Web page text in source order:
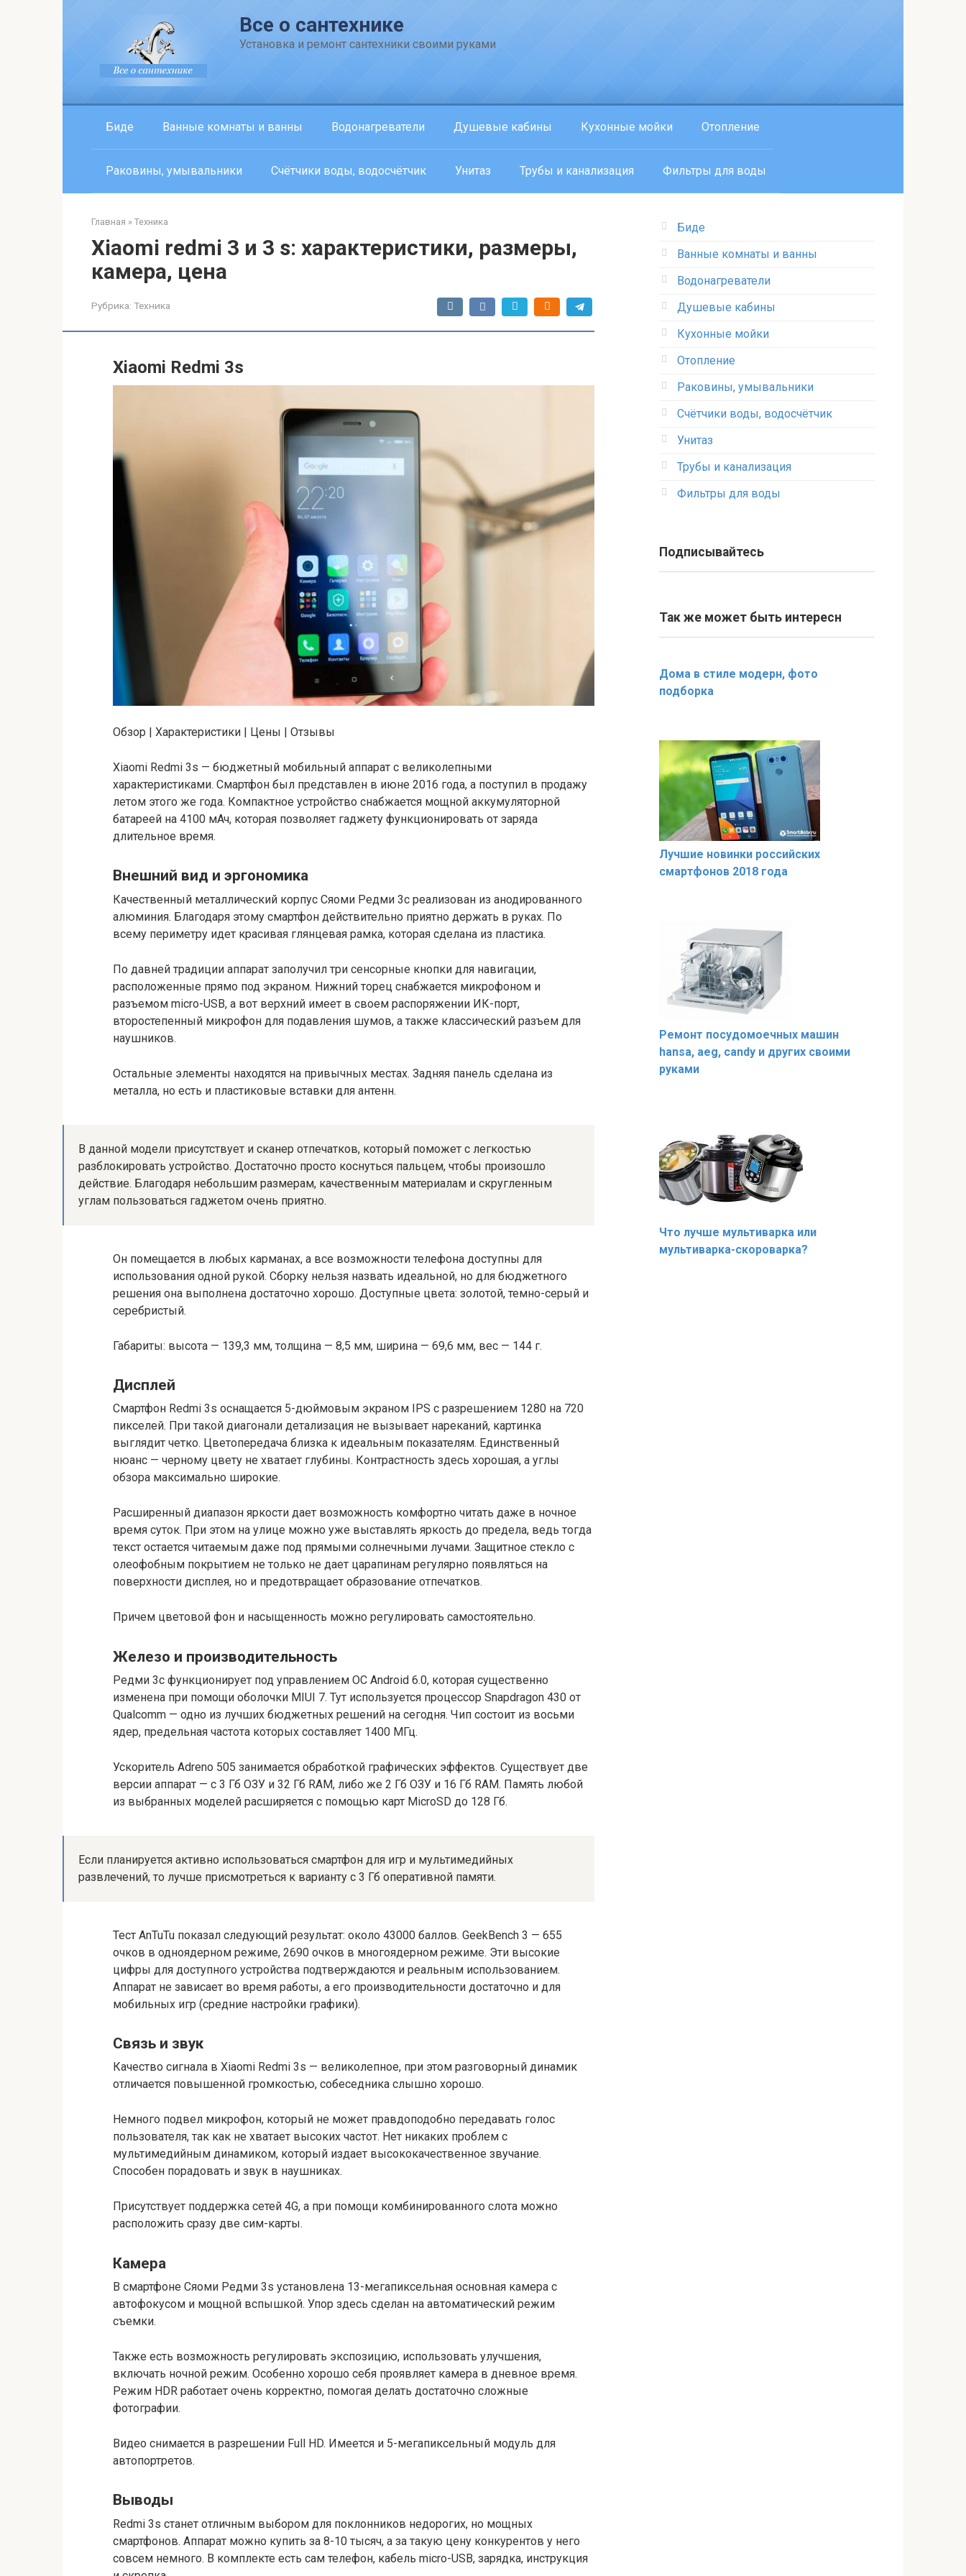
Все о сантехнике
Установка и ремонт сантехники своими руками
Биде Ванные комнаты и ванны Водонагреватели Душевые кабины Кухонные мойки Отопление
Раковины, умывальники Счётчики воды, водосчётчик Унитаз Трубы и канализация Фильтры для воды
Главная » Техника
Xiaomi redmi 3 и 3 s: характеристики, размеры,
камера, цена
Рубрика: Техника
Xiaomi Redmi 3s
Обзор | Характеристики | Цены | Отзывы
Xiaomi Redmi 3s — бюджетный мобильный аппарат с великолепными
характеристиками. Смартфон был представлен в июне 2016 года, а поступил в продажу
летом этого же года. Компактное устройство снабжается мощной аккумуляторной
батареей на 4100 мАч, которая позволяет гаджету функционировать от заряда
длительное время.
Внешний вид и эргономика
Качественный металлический корпус Сяоми Редми 3с реализован из анодированного
алюминия. Благодаря этому смартфон действительно приятно держать в руках. По
всему периметру идет красивая глянцевая рамка, которая сделана из пластика.
По давней традиции аппарат заполучил три сенсорные кнопки для навигации,
расположенные прямо под экраном. Нижний торец снабжается микрофоном и
разъемом micro-USB, а вот верхний имеет в своем распоряжении ИК-порт,
второстепенный микрофон для подавления шумов, а также классический разъем для
наушников.
Остальные элементы находятся на привычных местах. Задняя панель сделана из
металла, но есть и пластиковые вставки для антенн.
В данной модели присутствует и сканер отпечатков, который поможет с легкостью
разблокировать устройство. Достаточно просто коснуться пальцем, чтобы произошло
действие. Благодаря небольшим размерам, качественным материалам и скругленным
углам пользоваться гаджетом очень приятно.
Он помещается в любых карманах, а все возможности телефона доступны для
использования одной рукой. Сборку нельзя назвать идеальной, но для бюджетного
решения она выполнена достаточно хорошо. Доступные цвета: золотой, темно-серый и
серебристый.
Габариты: высота — 139,3 мм, толщина — 8,5 мм, ширина — 69,6 мм, вес — 144 г.
Дисплей
Смартфон Redmi 3s оснащается 5-дюймовым экраном IPS с разрешением 1280 на 720
пикселей. При такой диагонали детализация не вызывает нареканий, картинка
выглядит четко. Цветопередача близка к идеальным показателям. Единственный
нюанс — черному цвету не хватает глубины. Контрастность здесь хорошая, а углы
обзора максимально широкие.
Расширенный диапазон яркости дает возможность комфортно читать даже в ночное
время суток. При этом на улице можно уже выставлять яркость до предела, ведь тогда
текст остается читаемым даже под прямыми солнечными лучами. Защитное стекло с
олеофобным покрытием не только не дает царапинам регулярно появляться на
поверхности дисплея, но и предотвращает образование отпечатков.
Причем цветовой фон и насыщенность можно регулировать самостоятельно.
Железо и производительность
Редми 3с функционирует под управлением ОС Android 6.0, которая существенно
изменена при помощи оболочки MIUI 7. Тут используется процессор Snapdragon 430 от
Qualcomm — одно из лучших бюджетных решений на сегодня. Чип состоит из восьми
ядер, предельная частота которых составляет 1400 МГц.
Ускоритель Adreno 505 занимается обработкой графических эффектов. Существует две
версии аппарат — с 3 Гб ОЗУ и 32 Гб RAM, либо же 2 Гб ОЗУ и 16 Гб RAM. Память любой
из выбранных моделей расширяется с помощью карт MicroSD до 128 Гб.
Если планируется активно использоваться смартфон для игр и мультимедийных
развлечений, то лучше присмотреться к варианту с 3 Гб оперативной памяти.
Тест AnTuTu показал следующий результат: около 43000 баллов. GeekBench 3 — 655
очков в одноядерном режиме, 2690 очков в многоядерном режиме. Эти высокие
цифры для доступного устройства подтверждаются и реальным использованием.
Аппарат не зависает во время работы, а его производительности достаточно и для
мобильных игр (средние настройки графики).
Связь и звук
Качество сигнала в Xiaomi Redmi 3s — великолепное, при этом разговорный динамик
отличается повышенной громкостью, собеседника слышно хорошо.
Немного подвел микрофон, который не может правдоподобно передавать голос
пользователя, так как не хватает высоких частот. Нет никаких проблем с
мультимедийным динамиком, который издает высококачественное звучание.
Способен порадовать и звук в наушниках.
Присутствует поддержка сетей 4G, а при помощи комбинированного слота можно
расположить сразу две сим-карты.
Камера
В смартфоне Сяоми Редми 3s установлена 13-мегапиксельная основная камера с
автофокусом и мощной вспышкой. Упор здесь сделан на автоматический режим
съемки.
Также есть возможность регулировать экспозицию, использовать улучшения,
включать ночной режим. Особенно хорошо себя проявляет камера в дневное время.
Режим HDR работает очень корректно, помогая делать достаточно сложные
фотографии.
Видео снимается в разрешении Full HD. Имеется и 5-мегапиксельный модуль для
автопортретов.
Выводы
Redmi 3s станет отличным выбором для поклонников недорогих, но мощных
смартфонов. Аппарат можно купить за 8-10 тысяч, а за такую цену конкурентов у него
совсем немного. В комплекте есть сам телефон, кабель micro-USB, зарядка, инструкция
Биде
Ванные комнаты и ванны
Водонагреватели
Душевые кабины
Кухонные мойки
Отопление
Раковины, умывальники
Счётчики воды, водосчётчик
Унитаз
Трубы и канализация
Фильтры для воды
Подписывайтесь
Так же может быть интересн
Дома в стиле модерн, фото
подборка
Лучшие новинки российских
смартфонов 2018 года
Ремонт посудомоечных машин
hansa, aeg, candy и других своими
руками
Что лучше мультиварка или
мультиварка-скороварка?